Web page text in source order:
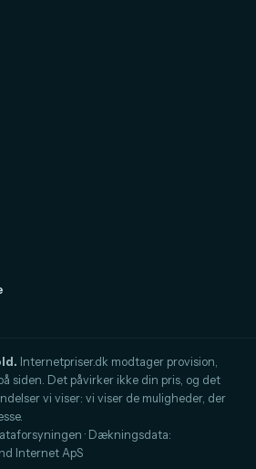
Internetpriser.dk modtager provision,
siden. Det påvirker ikke din pris, og det
vi viser: vi viser de muligheder, der
· Dækningsdata:
Internet ApS